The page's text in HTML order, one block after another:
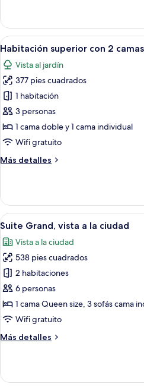
familiar
Abrir
todas
las
fotos
de
Habitación
superior
con
camas
11
Habitación superior con 2
Vista al jardín
377 pies cuadrados
1 habitación
3 personas
1 cama doble y 1 cama individual
Wifi gratuito
Más detalles
Más
superior
con
2
individuales
Abrir
todas
las
fotos
de
Suite
Grand,
vista
la
1
Suite Grand, vista a la ciudad
Vista a la ciudad
538 pies cuadrados
2 habitaciones
6 personas
1 cama Queen size, 3 sofás cama
Wifi gratuito
Más detalles
Más
Grand,